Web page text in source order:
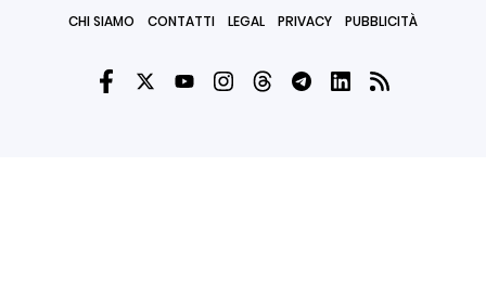
CHI SIAMO CONTATTI LEGAL PRIVACY PUBBLICITÀ